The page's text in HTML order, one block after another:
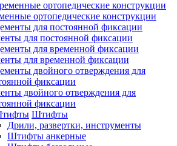
ортопедические конструкции
для постоянной фиксации
для временной фиксации
двойного отверждения для
фиксации
Штифты
Дрили, развертки, инструменты
Штифты анкерные